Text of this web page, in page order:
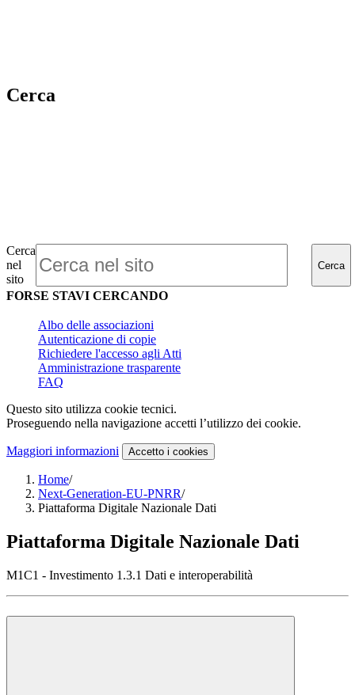
Cerca
Cerca
nel
sito
Cerca
FORSE STAVI CERCANDO
Albo delle associazioni
Autenticazione di copie
Richiedere l'accesso agli Atti
Amministrazione trasparente
FAQ
Questo sito utilizza cookie tecnici.
Proseguendo nella navigazione accetti l’utilizzo dei cookie.
Maggiori informazioni Accetto i cookies
Home/
Next-Generation-EU-PNRR/
Piattaforma Digitale Nazionale Dati
Piattaforma Digitale Nazionale Dati
M1C1 - Investimento 1.3.1 Dati e interoperabilità